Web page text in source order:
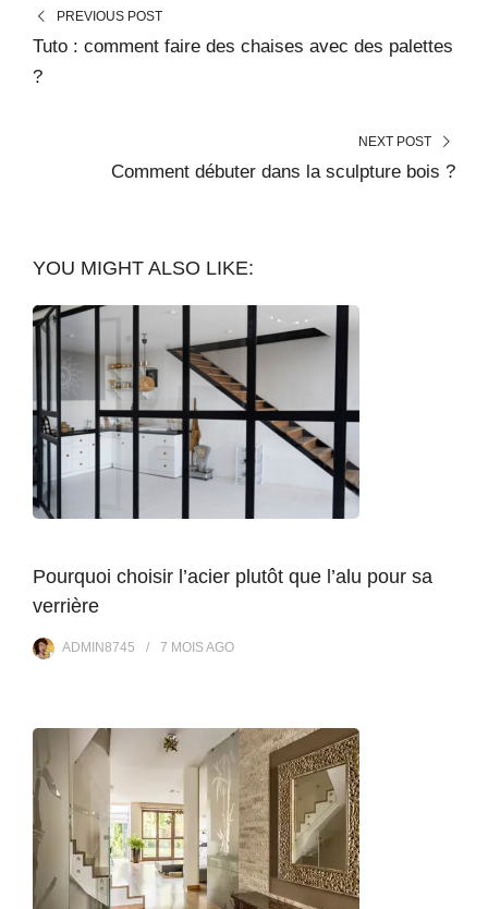
PREVIOUS POST
Tuto : comment faire des chaises avec des palettes
?
NEXT POST
Comment débuter dans la sculpture bois ?
YOU MIGHT ALSO LIKE:
Pourquoi choisir l’acier plutôt que l’alu pour sa
verrière
ADMIN8745 7 MOISAGO